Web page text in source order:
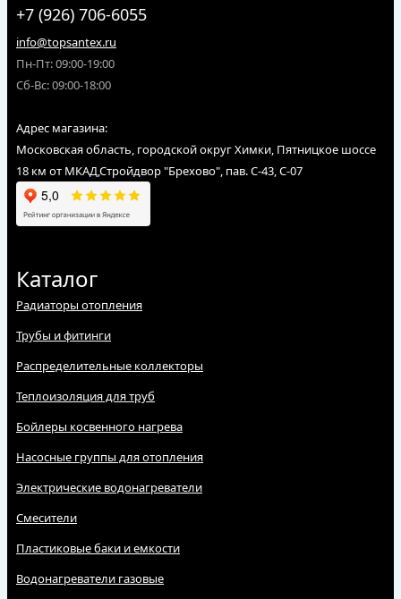
+7 (926) 706-6055
info@topsantex.ru
Пн-Пт: 09:00-19:00
Сб-Вс: 09:00-18:00
Адрес магазина:
Московская область, городской округ Химки, Пятницкое шоссе
18 км от МКАД,Стройдвор "Брехово", пав. С-43, С-07
Каталог
Радиаторы отопления
Трубы и фитинги
Распределительные коллекторы
Теплоизоляция для труб
Бойлеры косвенного нагрева
Насосные группы для отопления
Электрические водонагреватели
Смесители
Пластиковые баки и емкости
Водонагреватели газовые